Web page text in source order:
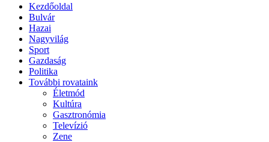
Kezdőoldal
Bulvár
Hazai
Nagyvilág
Sport
Gazdaság
Politika
További rovataink
Életmód
Kultúra
Gasztronómia
Televízió
Zene